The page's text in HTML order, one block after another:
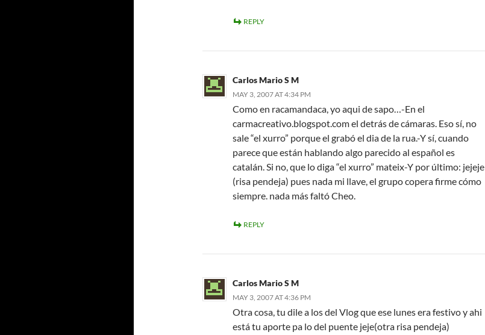
REPLY
Carlos Mario S M
MAY 3, 2007 AT 4:34 PM
Como en racamandaca, yo aqui de sapo…-En el
carmacreativo.blogspot.com el detrás de cámaras. Eso sí, no
sale “el xurro” porque el grabó el dia de la rua.-Y sí, cuando
parece que están hablando algo parecido al español es
catalán. Si no, que lo diga “el xurro” mateix-Y por último: jejeje
(risa pendeja) pues nada mi llave, el grupo copera firme cómo
siempre. nada más faltó Cheo.
REPLY
Carlos Mario S M
MAY 3, 2007 AT 4:36 PM
Otra cosa, tu dile a los del Vlog que ese lunes era festivo y ahi
está tu aporte pa lo del puente jeje(otra risa pendeja)